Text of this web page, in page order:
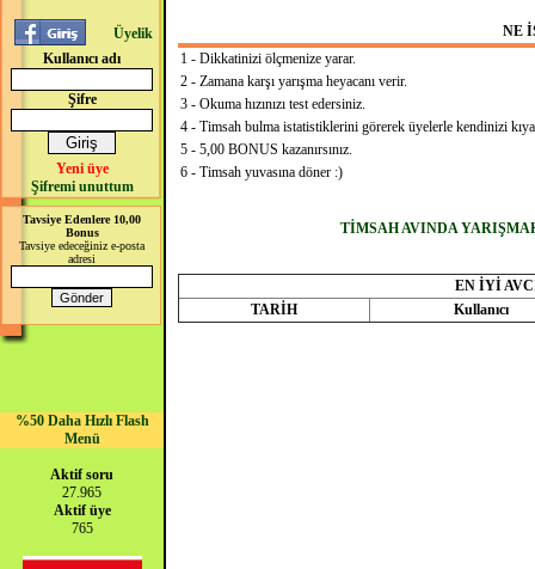
Üyelik
Kullanıcı adı
Şifre
Yeni üye
Şifremi unuttum
Tavsiye Edenlere 10,00
Bonus
Tavsiye edeceğiniz e-posta
adresi
%50 Daha Hızlı Flash
Menü
Aktif soru
27.965
Aktif üye
765
NE
1 - Dikkatinizi ölçmenize yarar.
2 - Zamana karşı yarışma heyacanı verir.
3 - Okuma hızınızı test edersiniz.
4 - Timsah bulma istatistiklerini görerek üyelerle kendinizi
5 - 5,00 BONUS kazanırsınız.
6 - Timsah yuvasına döner :)
TİMSAH AVINDA
EN İYİ
TARİH
Kullanıcı